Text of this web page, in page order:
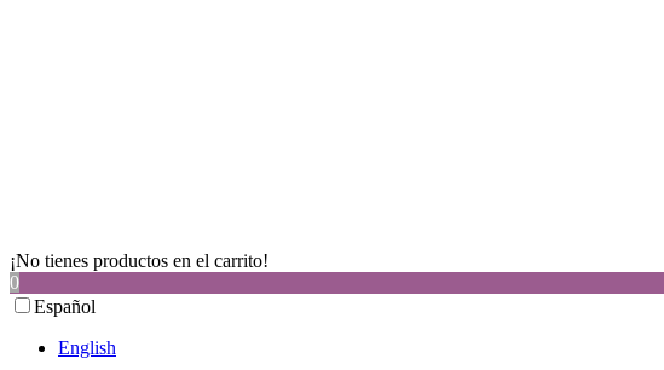
¡No tienes productos en el carrito!
0
Español
English